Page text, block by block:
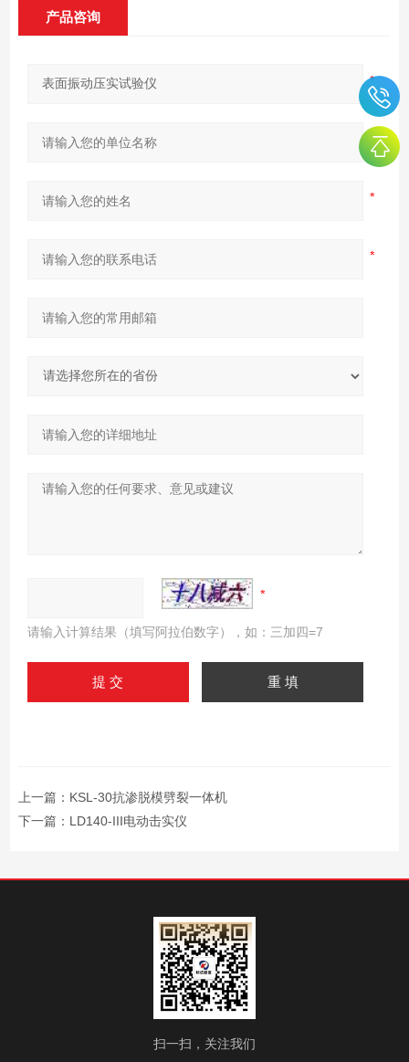
产品咨询
请输入计算结果（填写阿拉伯数字），如：三加四=7
上一篇： KSL-30抗渗脱模劈裂一体机
下一篇： LD140-III电动击实仪
扫一扫，关注我们